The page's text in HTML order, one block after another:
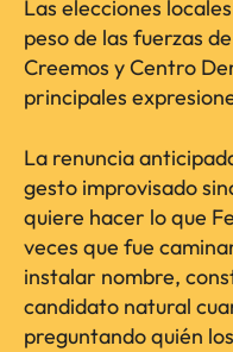
Las elecciones
peso de las fuerzas
Creemos y Centro
principales
La renuncia
gesto improvisado
quiere hacer lo que
veces que fue
instalar nombre,
candidato natural
preguntando quién